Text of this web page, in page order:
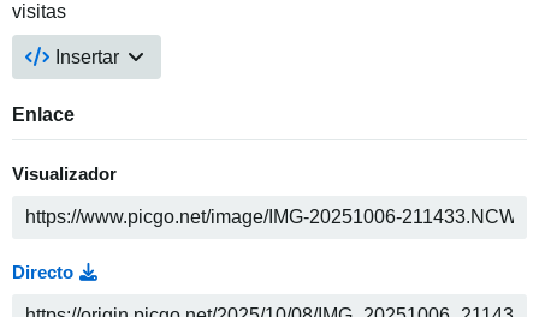
visitas
Insertar
Enlace
Visualizador
Directo